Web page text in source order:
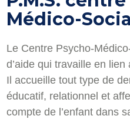
Médico-
Le Centre Psycho-
d’aide qui travaille en lien
Il accueille tout type de
éducatif, relationnel et
compte de l’enfant dans